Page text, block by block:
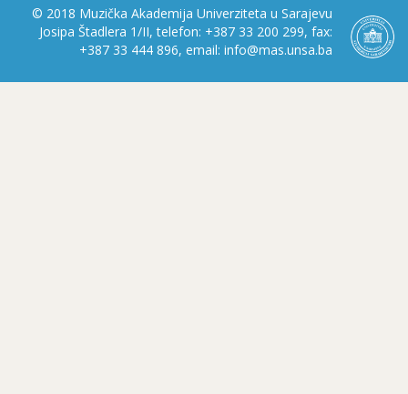
© 2018 Muzička Akademija Univerziteta u Sarajevu
Josipa Štadlera 1/II, telefon: +387 33 200 299, fax:
+387 33 444 896, email: info@mas.unsa.ba